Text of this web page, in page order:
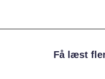
Få læst